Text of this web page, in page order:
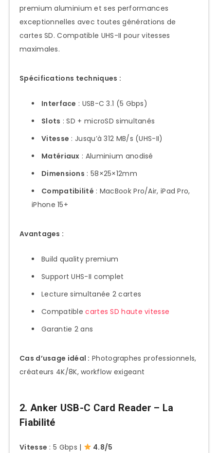
Photographe Professionnel
Content Creator Mobile
Vidéaste 4K/8K
Universelle
Évolution Recommendations 2025-
2027
Timeline Technology Adoption
À propos de l’auteur
premium aluminium et ses performances
exceptionnelles avec toutes générations de
cartes SD. Compatible UHS-II pour vitesses
maximales.
Spécifications techniques :
Interface : USB-C 3.1 (5 Gbps)
Slots : SD + microSD simultanés
Vitesse : Jusqu’à 312 MB/s (UHS-II)
Matériaux : Aluminium anodisé
Dimensions : 58×25×12mm
Compatibilité : MacBook Pro/Air, iPad Pro,
iPhone 15+
Avantages :
Build quality premium
Support UHS-II complet
Lecture simultanée 2 cartes
Compatiblecartes SD haute vitesse
Garantie 2 ans
Cas d’usage idéal : Photographes professionnels,
créateurs 4K/8K, workflow exigeant
2. Anker USB-C Card Reader – La
Fiabilité
Vitesse : 5 Gbps | 4.8/5